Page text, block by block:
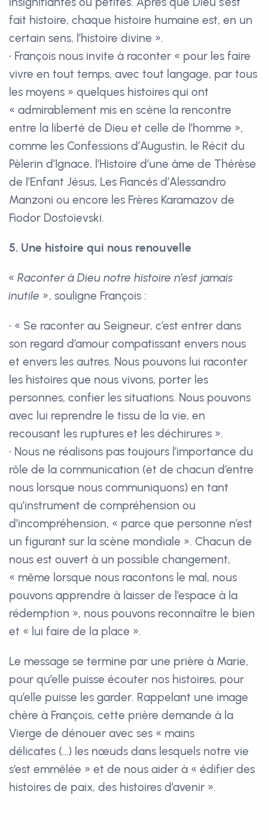
fait histoire, chaque histoire humaine est, en un
certain sens, l’histoire divine ».
• François nous invite à raconter « pour les faire
vivre en tout temps, avec tout langage, par tous
les moyens » quelques histoires qui ont
« admirablement mis en scène la rencontre
entre la liberté de Dieu et celle de l’homme »,
comme les Confessions d’Augustin, le Récit du
Pèlerin d’Ignace, l’Histoire d’une âme de Thérèse
de l’Enfant Jésus, Les Fiancés d’Alessandro
Manzoni ou encore les Frères Karamazov de
Fiodor Dostoïevski.
5. Une histoire qui nous renouvelle
« Raconter à Dieu notre histoire n’est jamais
inutile », souligne François :
• « Se raconter au Seigneur, c’est entrer dans
son regard d’amour compatissant envers nous
et envers les autres. Nous pouvons lui raconter
les histoires que nous vivons, porter les
personnes, confier les situations. Nous pouvons
avec lui reprendre le tissu de la vie, en
recousant les ruptures et les déchirures ».
• Nous ne réalisons pas toujours l’importance du
rôle de la communication (et de chacun d’entre
nous lorsque nous communiquons) en tant
qu’instrument de compréhension ou
d’incompréhension, « parce que personne n’est
un figurant sur la scène mondiale ». Chacun de
nous est ouvert à un possible changement,
« même lorsque nous racontons le mal, nous
pouvons apprendre à laisser de l’espace à la
rédemption », nous pouvons reconnaître le bien
et « lui faire de la place ».
Le message se termine par une prière à Marie,
pour qu’elle puisse écouter nos histoires, pour
qu’elle puisse les garder. Rappelant une image
chère à François, cette prière demande à la
Vierge de dénouer avec ses « mains
délicates (…) les nœuds dans lesquels notre vie
s’est emmêlée » et de nous aider à « édifier des
histoires de paix, des histoires d’avenir ».